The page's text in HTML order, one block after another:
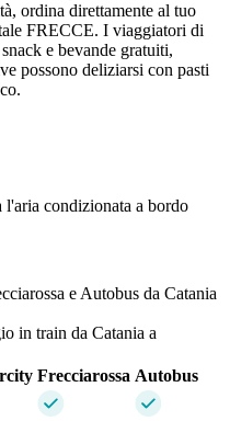
ordina direttamente al tuo
FRECCE. I viaggiatori di
e bevande gratuiti,
possono deliziarsi con pasti
l'aria condizionata a bordo
e Autobus da Catania
in train da Catania a
Frecciarossa Autobus